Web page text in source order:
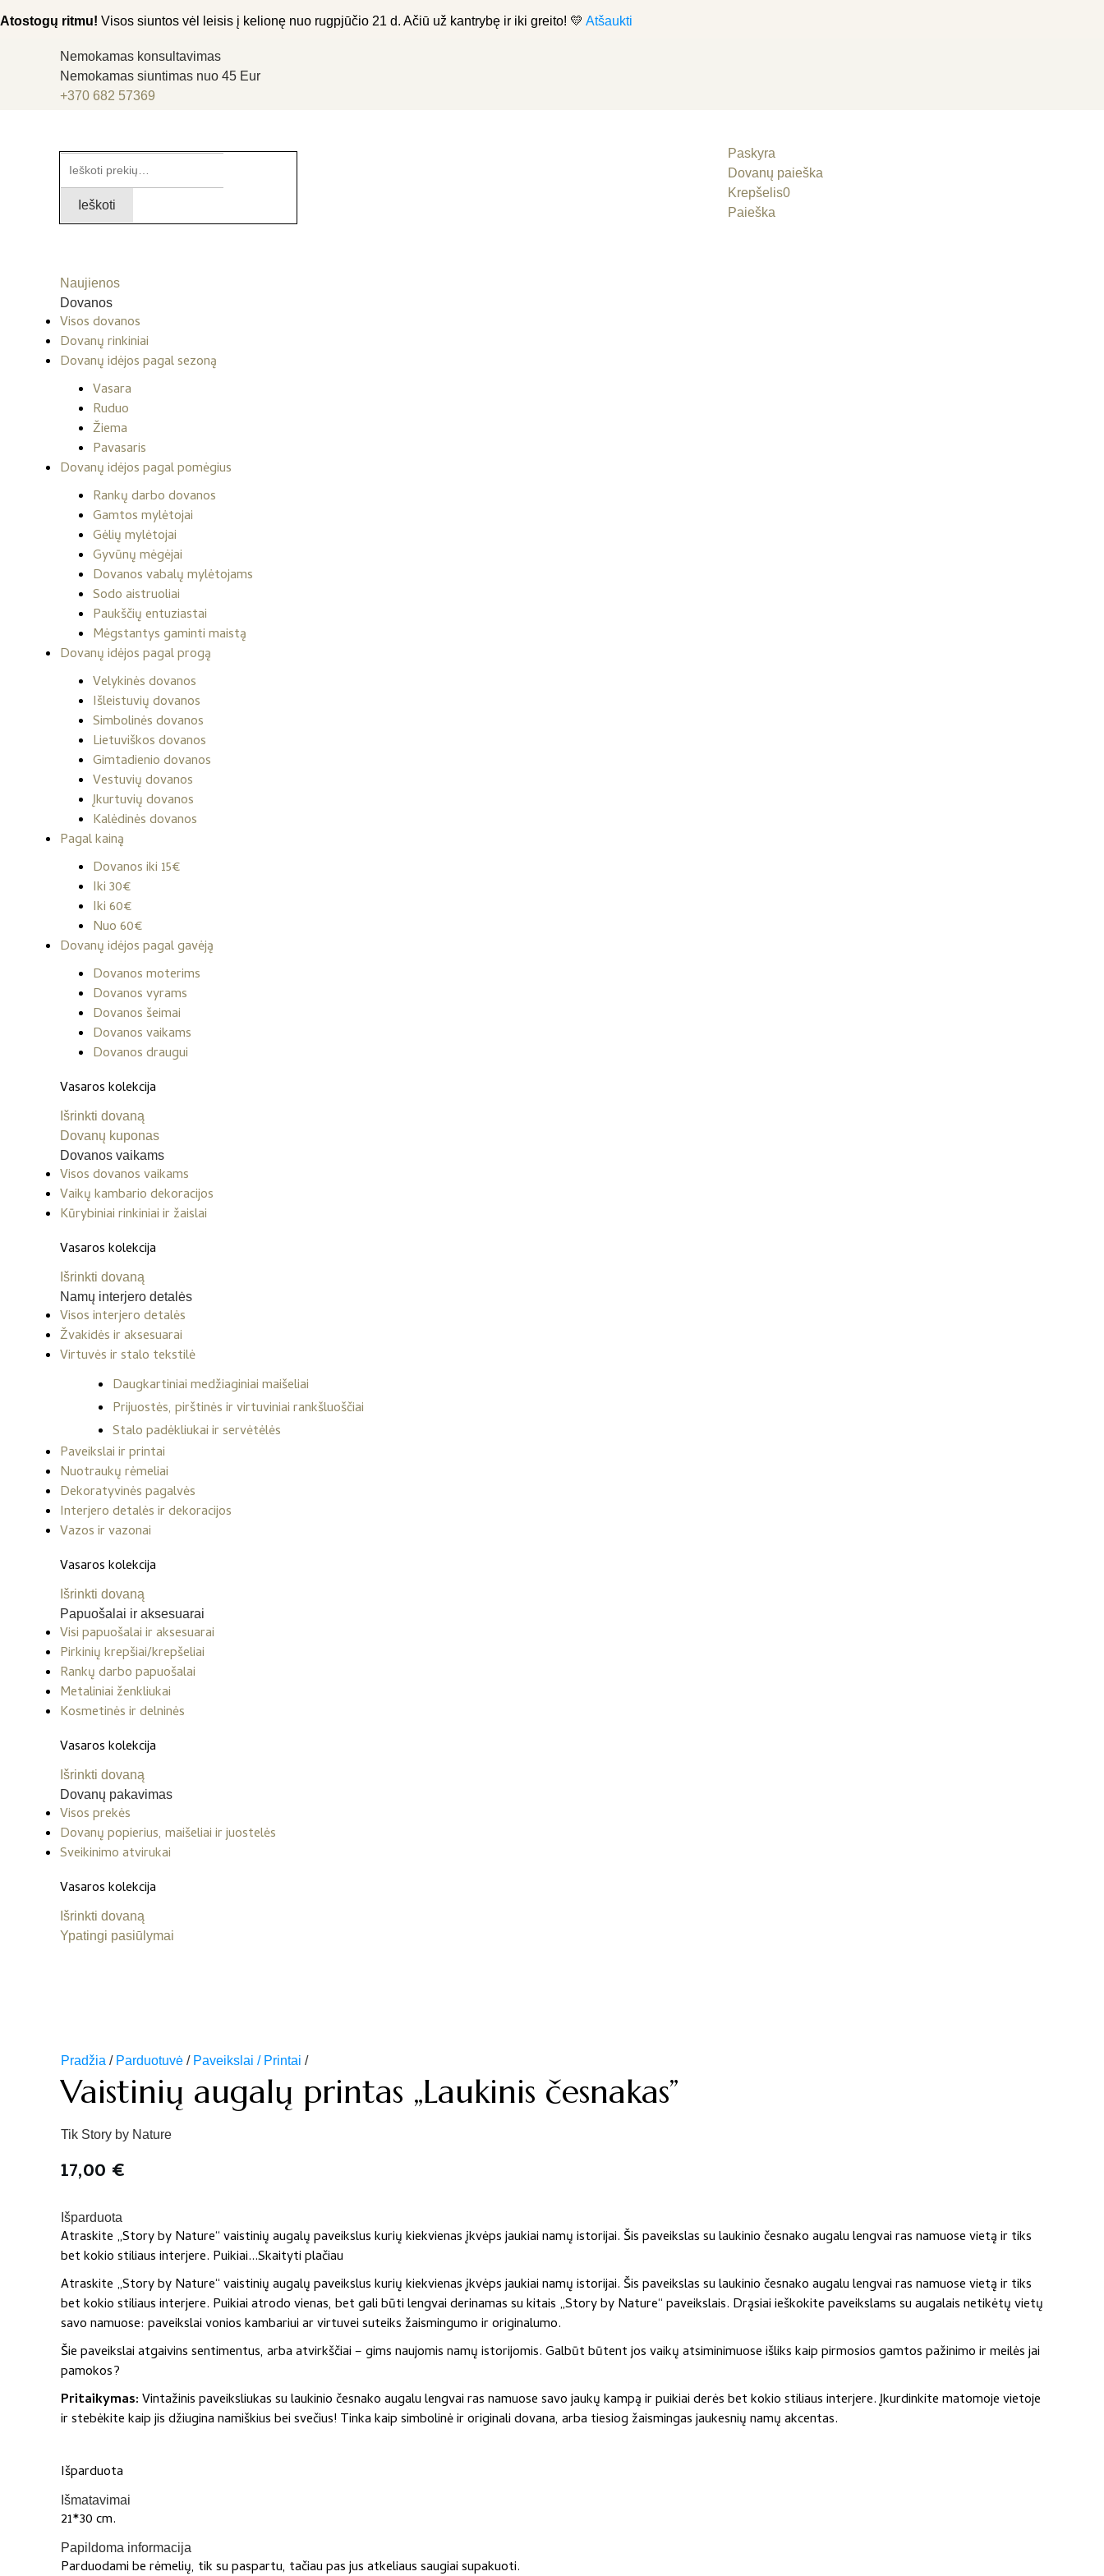
Atostogų ritmu! Visos siuntos vėl leisis į kelionę nuo rugpjūčio 21 d. Ačiū už kantrybę ir iki greito! 💛 Atšaukti
Nemokamas konsultavimas
Nemokamas siuntimas nuo 45 Eur
+370 682 57369
Ieškoti
Paskyra
Dovanų paieška
Krepšelis0
Paieška
Naujienos
Dovanos
Visos dovanos
Dovanų rinkiniai
Dovanų idėjos pagal sezoną
Vasara
Ruduo
Žiema
Pavasaris
Dovanų idėjos pagal pomėgius
Rankų darbo dovanos
Gamtos mylėtojai
Gėlių mylėtojai
Gyvūnų mėgėjai
Dovanos vabalų mylėtojams
Sodo aistruoliai
Paukščių entuziastai
Mėgstantys gaminti maistą
Dovanų idėjos pagal progą
Velykinės dovanos
Išleistuvių dovanos
Simbolinės dovanos
Lietuviškos dovanos
Gimtadienio dovanos
Vestuvių dovanos
Įkurtuvių dovanos
Kalėdinės dovanos
Pagal kainą
Dovanos iki 15€
Iki 30€
Iki 60€
Nuo 60€
Dovanų idėjos pagal gavėją
Dovanos moterims
Dovanos vyrams
Dovanos šeimai
Dovanos vaikams
Dovanos draugui
Vasaros kolekcija
Išrinkti dovaną
Dovanų kuponas
Dovanos vaikams
Visos dovanos vaikams
Vaikų kambario dekoracijos
Kūrybiniai rinkiniai ir žaislai
Vasaros kolekcija
Išrinkti dovaną
Namų interjero detalės
Visos interjero detalės
Žvakidės ir aksesuarai
Virtuvės ir stalo tekstilė
Daugkartiniai medžiaginiai maišeliai
Prijuostės, pirštinės ir virtuviniai rankšluoščiai
Stalo padėkliukai ir servėtėlės
Paveikslai ir printai
Nuotraukų rėmeliai
Dekoratyvinės pagalvės
Interjero detalės ir dekoracijos
Vazos ir vazonai
Vasaros kolekcija
Išrinkti dovaną
Papuošalai ir aksesuarai
Visi papuošalai ir aksesuarai
Pirkinių krepšiai/krepšeliai
Rankų darbo papuošalai
Metaliniai ženkliukai
Kosmetinės ir delninės
Vasaros kolekcija
Išrinkti dovaną
Dovanų pakavimas
Visos prekės
Dovanų popierius, maišeliai ir juostelės
Sveikinimo atvirukai
Vasaros kolekcija
Išrinkti dovaną
Ypatingi pasiūlymai
Pradžia / Parduotuvė / Paveikslai / Printai /
Vaistinių augalų printas „Laukinis česnakas”
Tik Story by Nature
17,00 €
Išparduota
Atraskite „Story by Nature“ vaistinių augalų paveikslus kurių kiekvienas įkvėps jaukiai namų istorijai. Šis paveikslas su laukinio česnako augalu lengvai ras namuose vietą ir tiks
bet kokio stiliaus interjere. Puikiai...Skaityti plačiau
Atraskite „Story by Nature“ vaistinių augalų paveikslus kurių kiekvienas įkvėps jaukiai namų istorijai. Šis paveikslas su laukinio česnako augalu lengvai ras namuose vietą ir tiks
bet kokio stiliaus interjere. Puikiai atrodo vienas, bet gali būti lengvai derinamas su kitais „Story by Nature“ paveikslais. Drąsiai ieškokite paveikslams su augalais netikėtų vietų
savo namuose: paveikslai vonios kambariui ar virtuvei suteiks žaismingumo ir originalumo.
Šie paveikslai atgaivins sentimentus, arba atvirkščiai – gims naujomis namų istorijomis. Galbūt būtent jos vaikų atsiminimuose išliks kaip pirmosios gamtos pažinimo ir meilės jai
pamokos?
Pritaikymas:Vintažinis paveiksliukas su laukinio česnako augalu lengvai ras namuose savo jaukų kampą ir puikiai derės bet kokio stiliaus interjere. Įkurdinkite matomoje vietoje
ir stebėkite kaip jis džiugina namiškius bei svečius! Tinka kaip simbolinė ir originali dovana, arba tiesiog žaismingas jaukesnių namų akcentas.
Išparduota
Išmatavimai
21*30 cm.
Papildoma informacija
Parduodami be rėmelių, tik su paspartu, tačiau pas jus atkeliaus saugiai supakuoti.